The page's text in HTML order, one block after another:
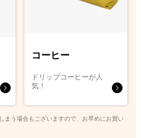
コーヒー
ドリップコーヒーが人
気！
まう場合もございますので、お早めにお買い